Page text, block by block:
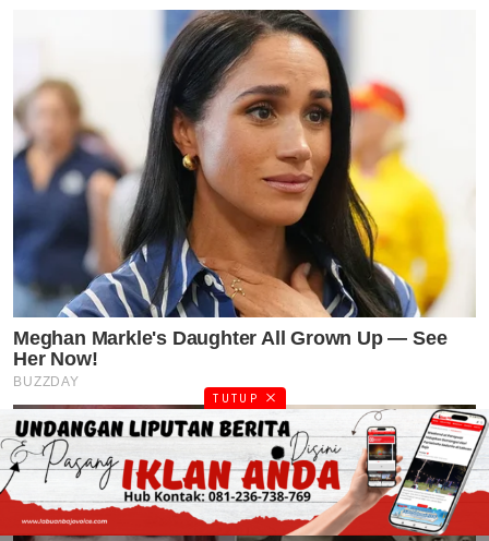
TUTUP